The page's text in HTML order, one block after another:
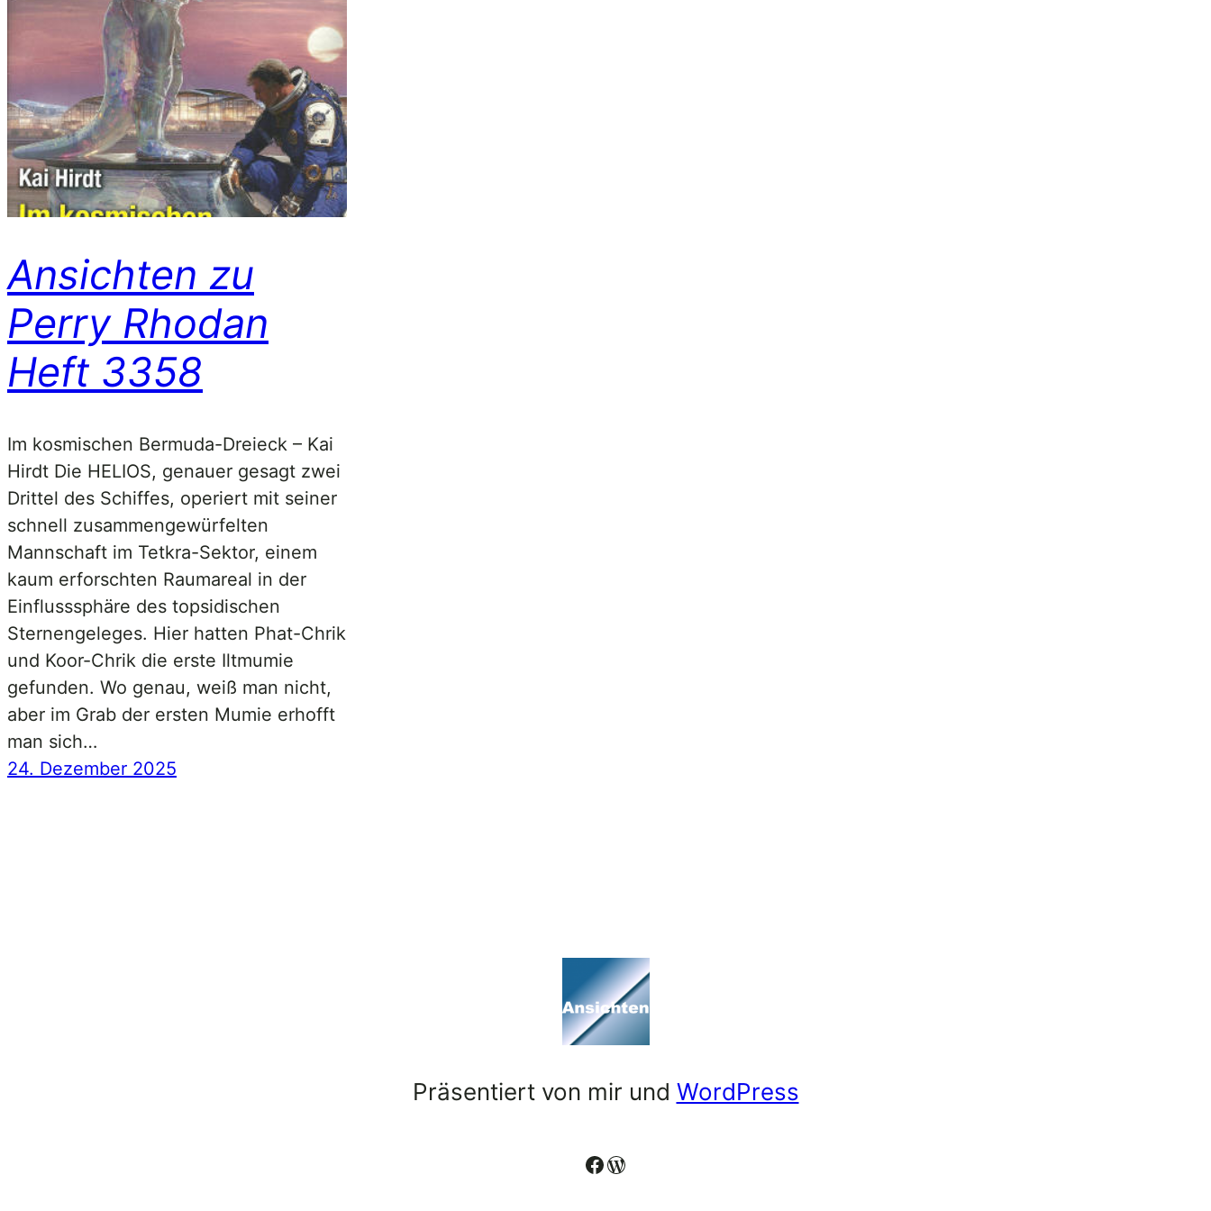
Ansichten zu
Perry Rhodan
Heft 3358
Im kosmischen Bermuda-Dreieck – Kai
Hirdt Die HELIOS, genauer gesagt zwei
Drittel des Schiffes, operiert mit seiner
schnell zusammengewürfelten
Mannschaft im Tetkra-Sektor, einem
kaum erforschten Raumareal in der
Einflusssphäre des topsidischen
Sternengeleges. Hier hatten Phat-Chrik
und Koor-Chrik die erste Iltmumie
gefunden. Wo genau, weiß man nicht,
aber im Grab der ersten Mumie erhofft
man sich…
24. Dezember 2025
Präsentiert von mir und WordPress
Facebook
WordPress